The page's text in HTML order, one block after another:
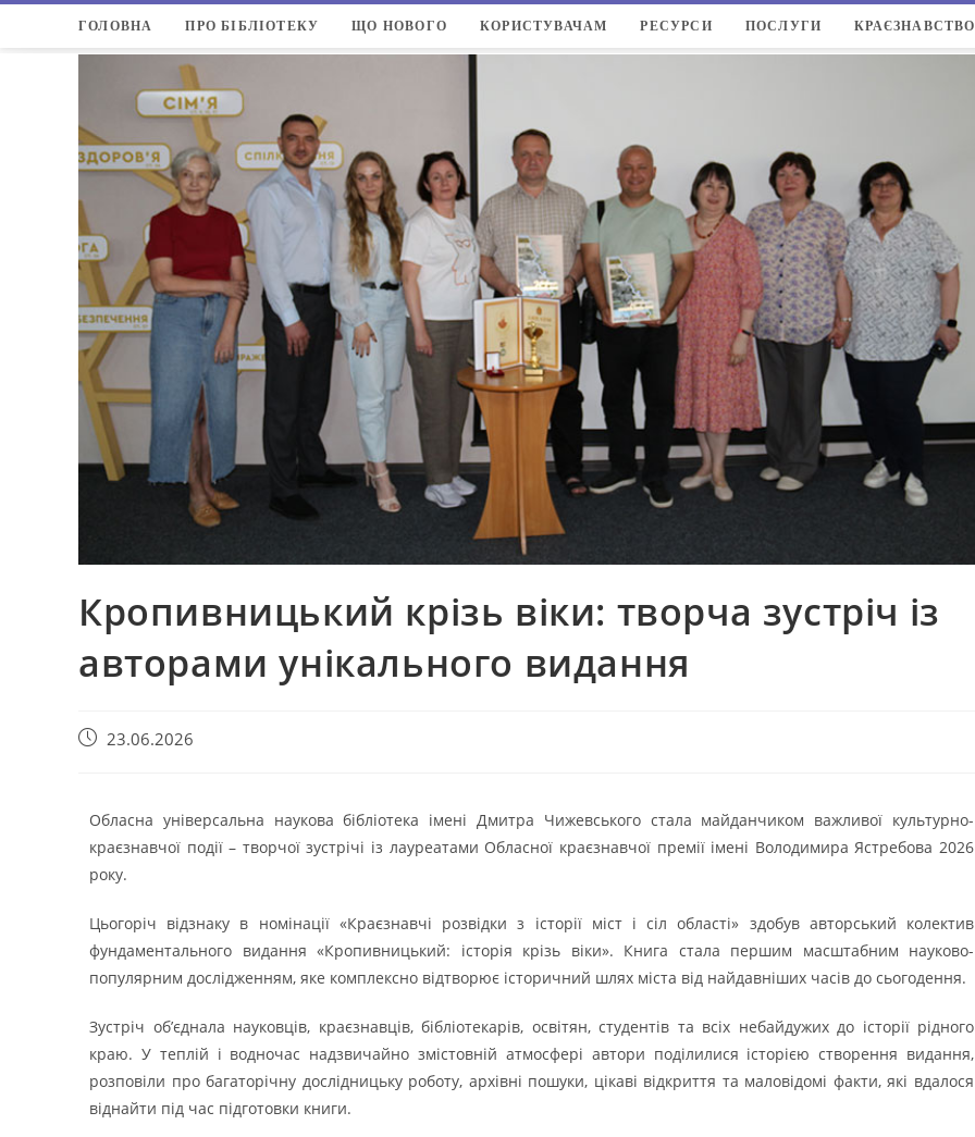
ГОЛОВНА ПРО БІБЛІОТЕКУ ЩО НОВОГО КОРИСТУВАЧАМ РЕСУРСИ ПОСЛУГИ КРАЄЗНАВСТВО
Кропивницький крізь віки: творча зустріч із
авторами унікального видання
23.06.2026
Обласна універсальна наукова бібліотека імені Дмитра Чижевського стала майданчиком важливої культурно-
краєзнавчої події – творчої зустрічі із лауреатами Обласної краєзнавчої премії імені Володимира Ястребова 2026
року.
Цьогоріч відзнаку в номінації «Краєзнавчі розвідки з історії міст і сіл області» здобув авторський колектив
фундаментального видання «Кропивницький: історія крізь віки». Книга стала першим масштабним науково-
популярним дослідженням, яке комплексно відтворює історичний шлях міста від найдавніших часів до сьогодення.
Зустріч об’єднала науковців, краєзнавців, бібліотекарів, освітян, студентів та всіх небайдужих до історії рідного
краю. У теплій і водночас надзвичайно змістовній атмосфері автори поділилися історією створення видання,
розповіли про багаторічну дослідницьку роботу, архівні пошуки, цікаві відкриття та маловідомі факти, які вдалося
віднайти під час підготовки книги.